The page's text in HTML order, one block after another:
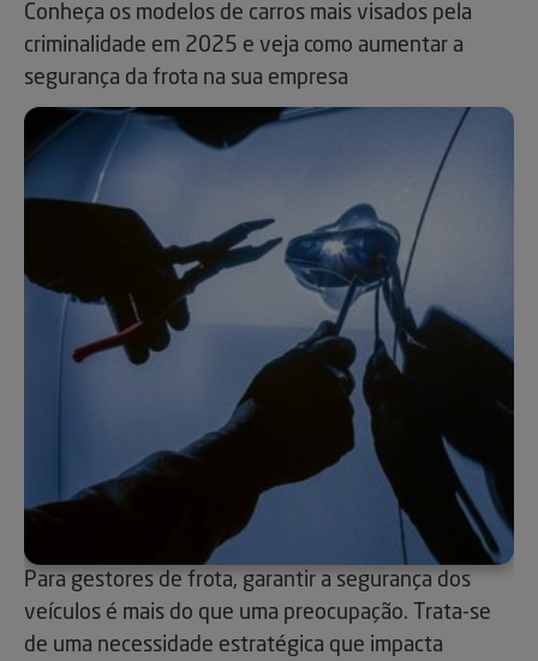
Conheça os modelos de carros mais visados pela
criminalidade em 2025 e veja como aumentar a
segurança da frota na sua empresa
Para gestores de frota, garantir a segurança dos
veículos é mais do que uma preocupação. Trata-se
de uma necessidade estratégica que impacta